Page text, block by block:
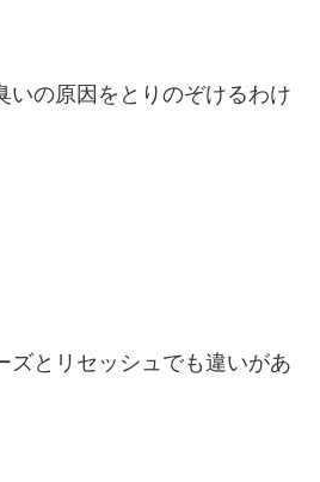
いの原因をとりのぞけるわけ
ズとリセッシュでも違いがあ